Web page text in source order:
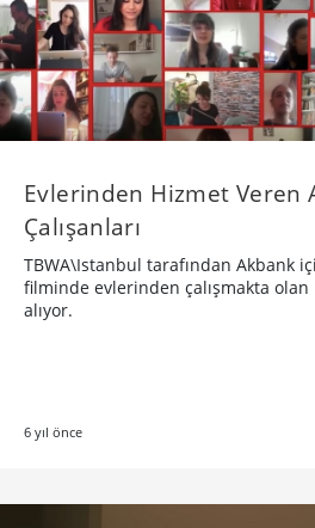
Evlerinden Hizmet Veren
Çalışanları
TBWA\Istanbul tarafından Akbank
filminde evlerinden çalışmakta
alıyor.
6 yıl önce